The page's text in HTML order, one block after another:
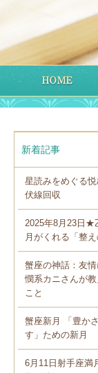
新着記事
星読みをめぐる
伏線回収
2025年8月23日★
月がくれる「整え
蟹座の神話：友
憫系カニさんが
こと
蟹座新月 「豊か
す」ための新月
6月11日射手座満